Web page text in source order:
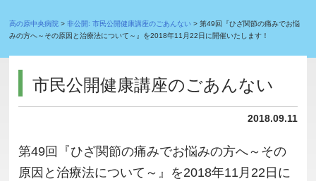
高の原中央病院 >非公開: 市民公開健康講座のごあんない >第49回『ひざ関節の痛みでお悩
みの方へ～その原因と治療法について～』を2018年11月22日に開催いたします！
市民公開健康講座のごあんない
2018.09.11
第49回『ひざ関節の痛みでお悩みの方へ～その
原因と治療法について～』を2018年11月22日に